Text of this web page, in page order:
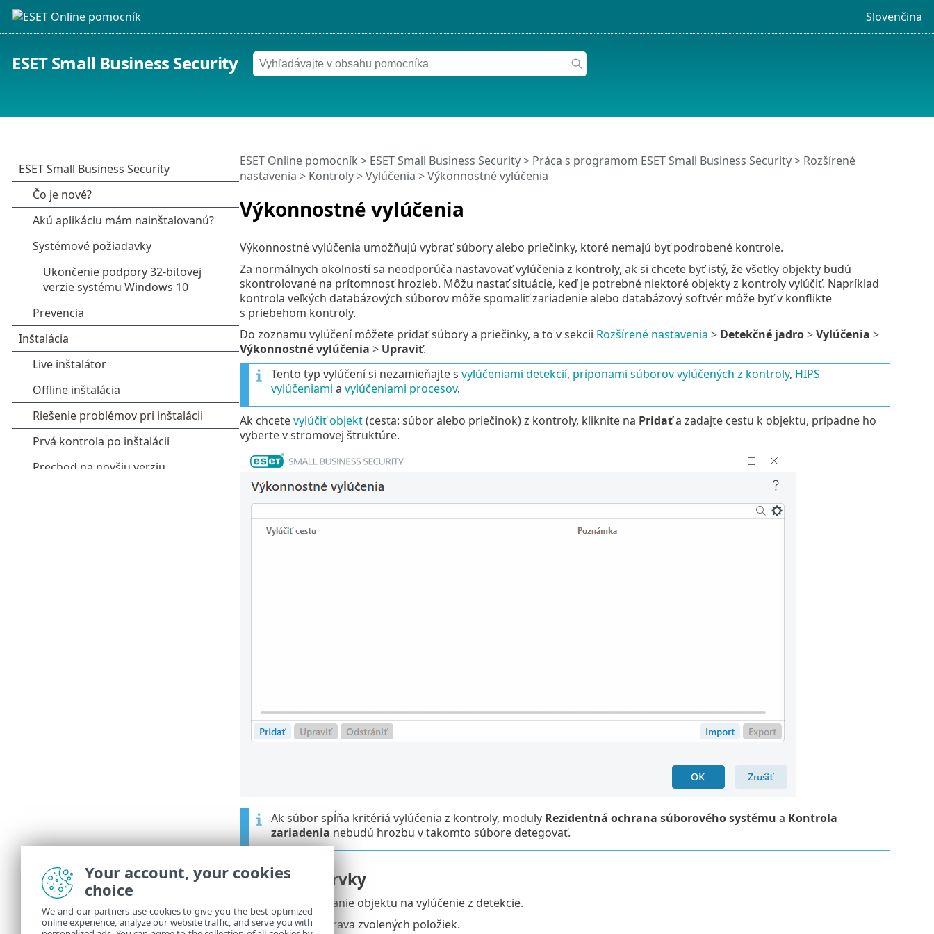
Slovenčina
ESET Small Business Security
Výkonnostné vylúčenia
ESET Online pomocník > ESET Small Business Security> Práca s programom ESET Small Business Security> Rozšírené
nastavenia > Kontroly>Vylúčenia > Výkonnostné vylúčenia
Výkonnostné vylúčenia umožňujú vybrať súbory alebo priečinky, ktoré nemajú byť podrobené kontrole.
Za normálnych okolností sa neodporúča nastavovať vylúčenia z kontroly, ak si chcete byť istý, že všetky objekty budú
skontrolované na prítomnosť hrozieb. Môžu nastať situácie, keď je potrebné niektoré objekty z kontroly vylúčiť. Napríklad
kontrola veľkých databázových súborov môže spomaliť zariadenie alebo databázový softvér môže byť v konflikte
s priebehom kontroly.
Do zoznamu vylúčení môžete pridať súbory a priečinky, a to v sekcii Rozšírené nastavenia > Detekčné jadro>Vylúčenia >
Výkonnostné vylúčenia > Upraviť.
Tento typ vylúčení si nezamieňajte s vylúčeniami detekcií, príponami súborov vylúčených z kontroly, HIPS
vylúčeniami a vylúčeniami procesov.
Ak chcetevylúčiť objekt(cesta: súbor alebo priečinok) z kontroly, kliknite na Pridaťa zadajte cestu k objektu, prípadne ho
vyberte v stromovej štruktúre.
Ak súbor spĺňa kritériá vylúčenia z kontroly, moduly Rezidentná ochrana súborového systému a Kontrola
zariadenia nebudú hrozbu v takomto súbore detegovať.
Ovládacie prvky
– pridanie objektu na vylúčenie z detekcie.
• Upraviť– úprava zvolených položiek.
Your account, your cookies
choice
We and our partners use cookies to give you the best optimized
online experience, analyze our website traffic, and serve you with